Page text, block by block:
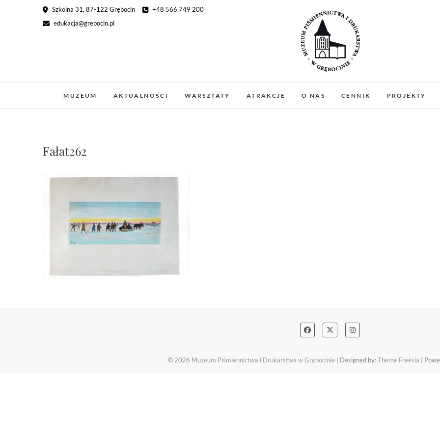
Szkolna 31, 87-122 Grębocin
+48 566 749 200
edukacja@grebocin.pl
Muzeum
WARSZTATY I
MUZEUM AKTUALNOŚCI WARSZTATY ATRAKCJE O NAS CENNIK PROJEKTY
Fałat262
© 2026 Muzeum Piśmiennictwa i Drukarstwa w Grębocinie | Designed by:Theme Freesia |